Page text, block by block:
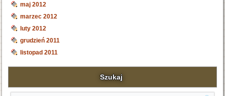
maj 2012
marzec 2012
luty 2012
grudzień 2011
listopad 2011
Szukaj
Search